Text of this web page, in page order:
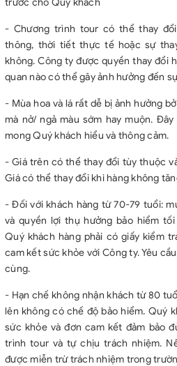
- Chương trình tour có thể thay
thông, thời tiết thực tế hoặc sự
không. Công ty được quyền thay đổi
quan nào có thể gây ảnh hưởng đến
- Mùa hoa và lá rất dễ bị ảnh hưởng
mà nở/ ngả màu sớm hay muộn.
mong Quý khách hiểu và thông cảm.
- Giá trên có thể thay đổi tùy thuộc
Giá có thể thay đổi khi hàng không
- Đối với khách hàng từ 70-79 tuổi:
và quyền lợi thụ hưởng bảo hiểm
Quý khách hàng phải có giấy kiểm
cam kết sức khỏe với Công ty. Yêu
cùng.
- Hạn chế không nhận khách từ 80
lên không có chế độ bảo hiểm. Quý
sức khỏe và đơn cam kết đảm bảo
trình tour và tự chịu trách nhiệm.
được miễn trừ trách nhiệm trong